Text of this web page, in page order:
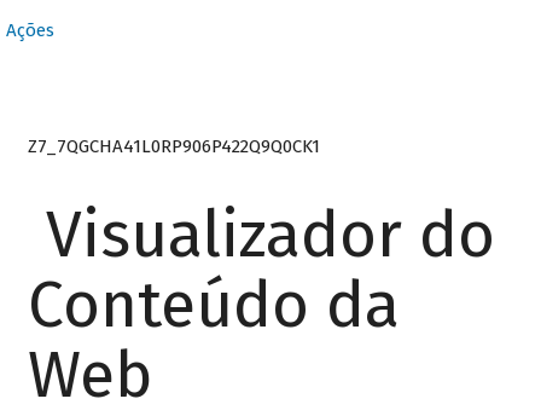
Ações
Z7_7QGCHA41L0RP906P422Q9Q0CK1
Visualizador do
Conteúdo da
Web